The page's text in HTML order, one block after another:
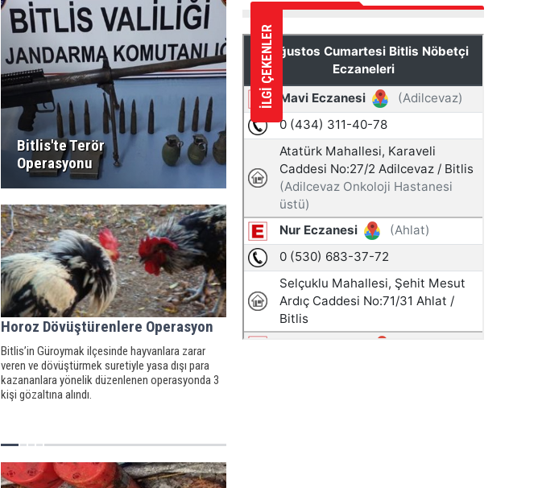
Bitlis'te Terör
Operasyonu
Horoz Dövüştürenlere Operasyon
Bitlis’in Güroymak ilçesinde hayvanlara zarar
veren ve dövüştürmek suretiyle yasa dışı para
kazananlara yönelik düzenlenen operasyonda 3
kişi gözaltına alındı.
İLGİ ÇEKENLER